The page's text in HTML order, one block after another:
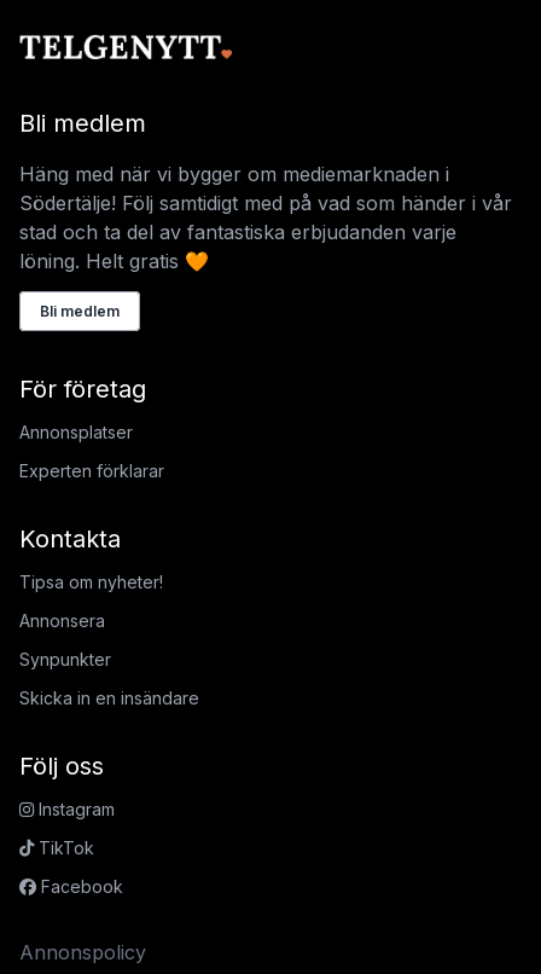
Bli medlem
Häng med när vi bygger om mediemarknaden i
Södertälje! Följ samtidigt med på vad som händer i vår
stad och ta del av fantastiska erbjudanden varje
löning. Helt gratis 🧡
Bli medlem
För företag
Annonsplatser
Experten förklarar
Kontakta
Tipsa om nyheter!
Annonsera
Synpunkter
Skicka in en insändare
Följ oss
Instagram
TikTok
Facebook
Annonspolicy